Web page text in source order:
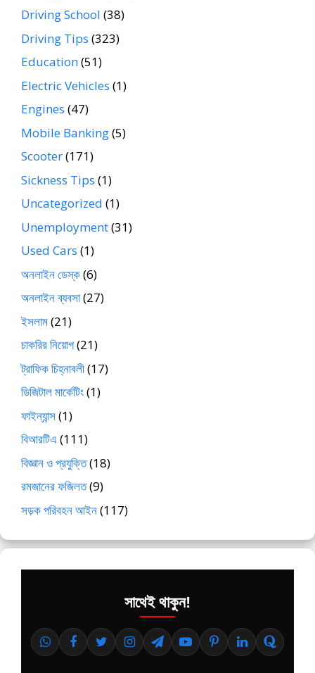
Driving School (38)
Driving Tips (323)
Education(51)
Electric Vehicles (1)
Engines (47)
Mobile Banking(5)
Scooter(171)
Sickness Tips (1)
Uncategorized (1)
Unemployment(31)
Used Cars (1)
অনলাইন ডেস্ক(6)
অনলাইন ব্যবসা(27)
ইসলাম(21)
চাকরির নিয়োগ(21)
ট্রাফিক চিহ্নাবলী(17)
ডিজিটাল মার্কেটিং(1)
ফাইন্যান্স(1)
বিআরটিএ (111)
বিজ্ঞান ও প্রযুক্তি(18)
রমজানের ফজিলত(9)
সড়ক পরিবহন আইন(117)
সাথেই থাকুন!